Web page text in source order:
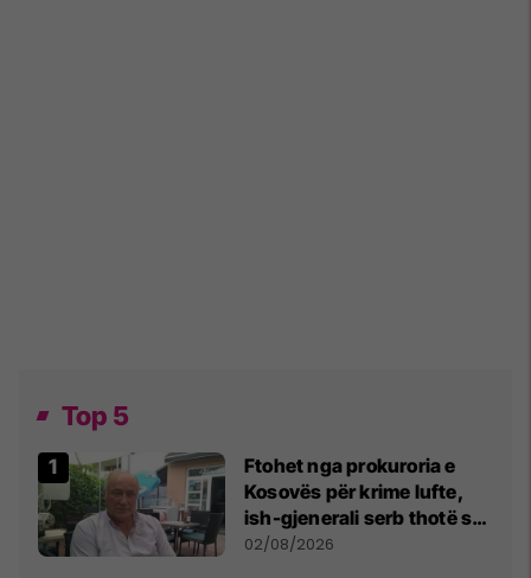
Top 5
Ftohet nga prokuroria e
Kosovës për krime lufte,
ish-gjenerali serb thotë se
dikush e tradhtoi në
02/08/2026